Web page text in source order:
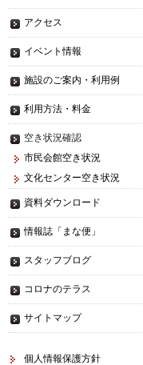
アクセス
イベント情報
施設のご案内・利用例
利用方法・料金
空き状況確認
市民会館空き状況
文化センター空き状況
資料ダウンロード
情報誌「まな便」
スタッフブログ
コロナのテラス
サイトマップ
個人情報保護方針